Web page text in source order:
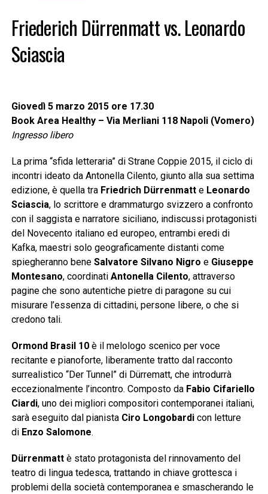
Friederich Dürrenmatt vs. Leonardo
Sciascia
Giovedì 5 marzo 2015 ore 17.30
Book Area Healthy – Via Merliani 118 Napoli (Vomero)
Ingresso libero
La prima “sfida letteraria” di Strane Coppie 2015, il ciclo di
incontri ideato da Antonella Cilento, giunto alla sua settima
edizione, è quella tra Friedrich Dürrenmatte Leonardo
Sciascia, lo scrittore e drammaturgo svizzero a confronto
con il saggista e narratore siciliano, indiscussi protagonisti
del Novecento italiano ed europeo, entrambi eredi di
Kafka, maestri solo geograficamente distanti come
spiegheranno bene Salvatore Silvano Nigro e Giuseppe
Montesano, coordinati Antonella Cilento, attraverso
pagine che sono autentiche pietre di paragone su cui
misurare l’essenza di cittadini, persone libere, o che si
credono tali.
Ormond Brasil 10è il melologo scenico per voce
recitante e pianoforte, liberamente tratto dal racconto
surrealistico “Der Tunnel” di Dürrematt, che introdurrà
eccezionalmente l’incontro. Composto da Fabio Cifariello
Ciardi, uno dei migliori compositori contemporanei italiani,
sarà eseguito dal pianista Ciro Longobardicon letture
di Enzo Salomone.
Dürrenmattè stato protagonista del rinnovamento del
teatro di lingua tedesca, trattando in chiave grottesca i
problemi della società contemporanea e smascherando le